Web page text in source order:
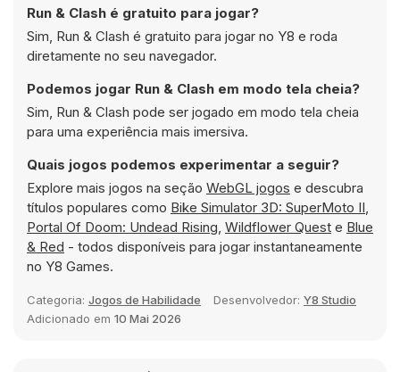
Run & Clash é gratuito para jogar?
Sim, Run & Clash é gratuito para jogar no Y8 e roda
diretamente no seu navegador.
Podemos jogar Run & Clash em modo tela cheia?
Sim, Run & Clash pode ser jogado em modo tela cheia
para uma experiência mais imersiva.
Quais jogos podemos experimentar a seguir?
Explore mais jogos na seção WebGL jogos e descubra
títulos populares como Bike Simulator 3D: SuperMoto II,
Portal Of Doom: Undead Rising, Wildflower Quest e Blue
& Red - todos disponíveis para jogar instantaneamente
no Y8 Games.
Categoria: Jogos de Habilidade Desenvolvedor: Y8 Studio
Adicionado em 10 Mai 2026